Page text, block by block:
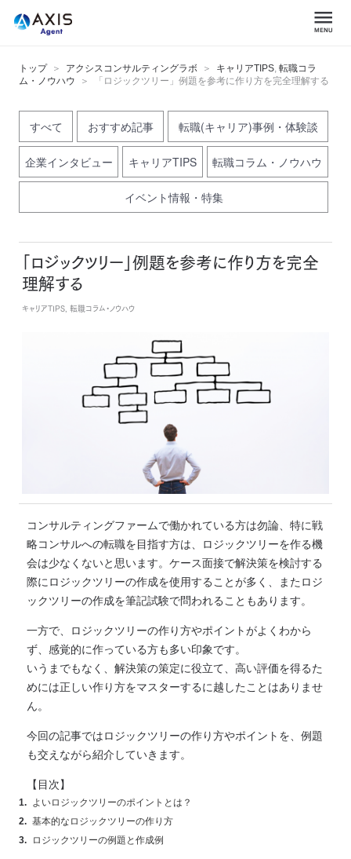
トップ アクシスコンサルティングラボ キャリアTIPS, 転職コラ
ム・ノウハウ
「ロジックツリー」例題を参考に作り方を完全理解する
すべて おすすめ記事 転職(キャリア)事例・体験談
企業インタビュー キャリアTIPS 転職コラム・ノウハウ
イベント情報・特集
「ロジックツリー」例題を参考に作り方を完全
理解する
キャリアTIPS, 転職コラム・ノウハウ
コンサルティングファームで働かれている方は勿論、特に戦
略コンサルへの転職を目指す方は、ロジックツリーを作る機
会は少なくないと思います。ケース面接で解決策を検討する
際にロジックツリーの作成を使用することが多く、またロジ
ックツリーの作成を筆記試験で問われることもあります。
一方で、ロジックツリーの作り方やポイントがよくわから
ず、感覚的に作っている方も多い印象です。
いうまでもなく、解決策の策定に役立て、高い評価を得るた
めには正しい作り方をマスターするに越したことはありませ
ん。
今回の記事ではロジックツリーの作り方やポイントを、例題
も交えながら紹介していきます。
【目次】
よいロジックツリーのポイントとは？
基本的なロジックツリーの作り方
ロジックツリーの例題と作成例